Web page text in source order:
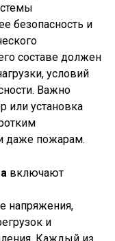
безопасность и
составе должен
условий
Важно
или установка
даже пожарам.
включают
напряжения,
и